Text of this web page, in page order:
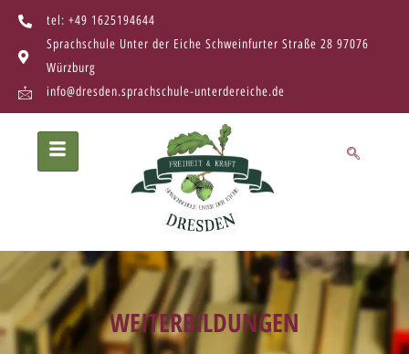
tel: +49 1625194644
Sprachschule Unter der Eiche Schweinfurter Straße 28 97076
Würzburg
info@dresden.sprachschule-unterdereiche.de
WEITERBILDUNGEN